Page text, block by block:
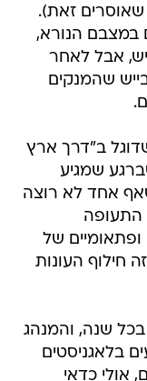
זאת).
במצבם הנורא,
אבל לאחר
שהמנקים
ב"דרך ארץ
שמגיע
אחד לא רוצה
התעופה
של
חילוף העונות
שנה, והמנהג
בלאגניסטים
אולי כדאי